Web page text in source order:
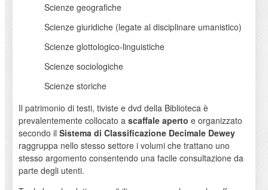
Scienze geografiche
Scienze giuridiche (legate al disciplinare umanistico)
Scienze glottologico-linguistiche
Scienze sociologiche
Scienze storiche
Il patrimonio di testi, tiviste e dvd della Biblioteca è
prevalentemente collocato a scaffale aperto e organizzato
secondo il Sistema di Classificazione Decimale Dewey
raggruppa nello stesso settore i volumi che trattano uno
stesso argomento consentendo una facile consultazione da
parte degli utenti.